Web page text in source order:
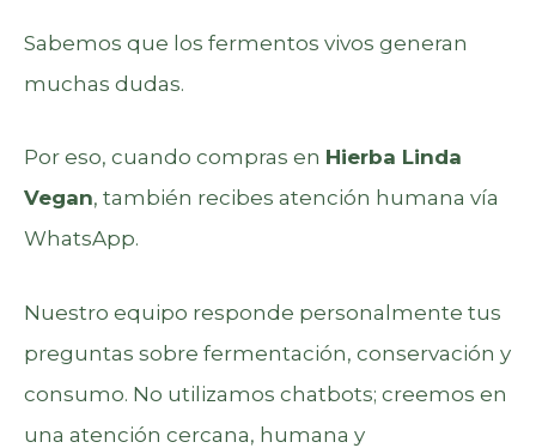
Sabemos que los fermentos vivos generan
muchas dudas.
Por eso, cuando compras en Hierba Linda
Vegan, también recibes atención humana vía
WhatsApp.
Nuestro equipo responde personalmente tus
preguntas sobre fermentación, conservación y
consumo. No utilizamos chatbots; creemos en
una atención cercana, humana y